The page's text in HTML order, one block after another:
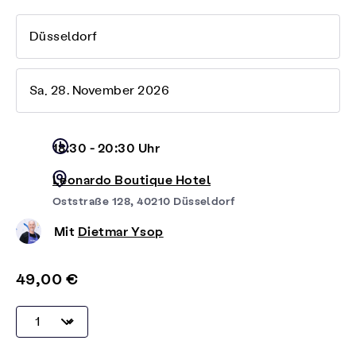
Düsseldorf
Sa, 28. November 2026
18:30 - 20:30 Uhr
Leonardo Boutique Hotel
Oststraße 128, 40210 Düsseldorf
Mit Dietmar Ysop
49,00 €